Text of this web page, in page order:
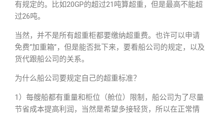
有规定的。比如20GP的超过21吨算超重，但是最高不能超
过26吨。
当然，并不是所有超重柜都要缴纳超重费。也许可以申请
免费“加重箱”，但是能否批下来，要看船公司的规定，以及
货代跟船公司的关系。
为什么船公司要规定自己的超重标准？
1）每艘船都有重量和柜位（舱位）限制，船公司为了尽量
节省成本提高利润，当然是希望多接轻货，所以在正常情